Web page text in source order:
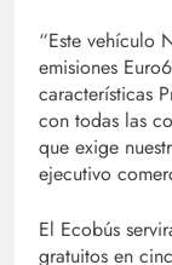
“Este vehículo
emisiones
características
con todas las
que exige
ejecutivo
El Ecobús
gratuitos en